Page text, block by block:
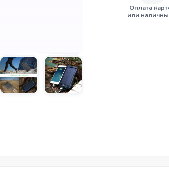
Оплата
или